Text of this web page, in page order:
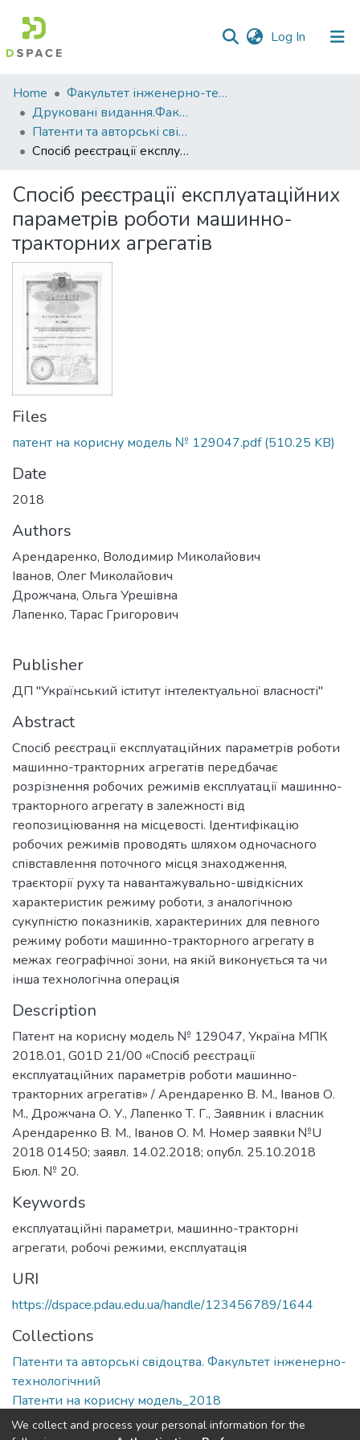
Log In (current)
Communities
&
Collections
All of DSpace
Statistics
Home
Факультет інженерно-технологічний
Друковані видання.Факультет інженерно-технологічний
Патенти та авторські свідоцтва. Факультет інженерно-технологічний
Спосіб реєстрації експлуатаційних параметрів роботи машинно-тракторних агрегатів
Спосіб реєстрації експлуатаційних
параметрів роботи машинно-
тракторних агрегатів
Files
патент на корисну модель № 129047.pdf(510.25 KB)
Date
2018
Authors
Арендаренко, Володимир Миколайович
Іванов, Олег Миколайович
Дрожчана, Ольга Урешівна
Лапенко, Тарас Григорович
Publisher
ДП "Український іститут інтелектуальної власності"
Abstract
Спосіб реєстрації експлуатаційних параметрів роботи
машинно-тракторних агрегатів передбачає
розрізнення робочих режимів експлуатації машинно-
тракторного агрегату в залежності від
геопозиціювання на місцевості. Ідентифікацію
робочих режимів проводять шляхом одночасного
співставлення поточного місця знаходження,
траєкторії руху та навантажувально-швідкісних
характеристик режиму роботи, з аналогічною
сукупністю показників, характериних для певного
режиму роботи машинно-тракторного агрегату в
межах географічної зони, на якій виконується та чи
інша технологічна операція
Description
Патент на корисну модель № 129047, Україна МПК
2018.01, G01D 21/00 «Спосіб реєстрації
експлуатаційних параметрів роботи машинно-
тракторних агрегатів» / Арендаренко В. М., Іванов О.
М., Дрожчана О. У., Лапенко Т. Г., Заявник і власник
Арендаренко В. М., Іванов О. М. Номер заявки №U
2018 01450; заявл. 14.02.2018; опубл. 25.10.2018
Бюл. № 20.
Keywords
експлуатаційні параметри, машинно-тракторні
агрегати, робочі режими, експлуатація
URI
https://dspace.pdau.edu.ua/handle/123456789/1644
Collections
Патенти та авторські свідоцтва. Факультет інженерно-
технологічний
Патенти на корисну модель_2018
We collect and process your personal information for the